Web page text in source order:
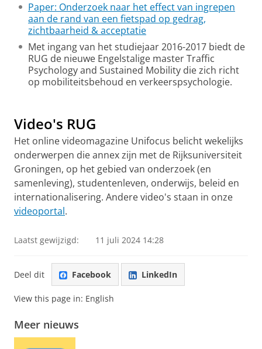
Paper: Onderzoek naar het effect van ingrepen
aan de rand van een fietspad op gedrag,
zichtbaarheid & acceptatie
Met ingang van het studiejaar 2016-2017 biedt de
RUG de nieuwe Engelstalige master Traffic
Psychology and Sustained Mobility die zich richt
op mobiliteitsbehoud en verkeerspsychologie.
Minder eenzijdige fietsongevallen door simpele
Video's RUG
Het online videomagazine Unifocus belicht wekelijks
onderwerpen die annex zijn met de Rijksuniversiteit
Groningen, op het gebied van onderzoek (en
samenleving), studentenleven, onderwijs, beleid en
internationalisering. Andere video's staan in onze
videoportal.
Laatst gewijzigd: 11 juli 2024 14:28
Deel dit Facebook LinkedIn
View this page in: English
Meer nieuws